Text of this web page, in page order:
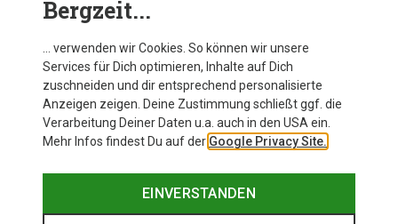
Du sparst 23%
SQ-lab
109,40 €
Bergzeit...
… verwenden wir Cookies. So können wir unsere
Services für Dich optimieren, Inhalte auf Dich
zuschneiden und dir entsprechend personalisierte
Anzeigen zeigen. Deine Zustimmung schließt ggf. die
Verarbeitung Deiner Daten u.a. auch in den USA ein.
Mehr Infos findest Du auf der Google Privacy Site.
EINVERSTANDEN